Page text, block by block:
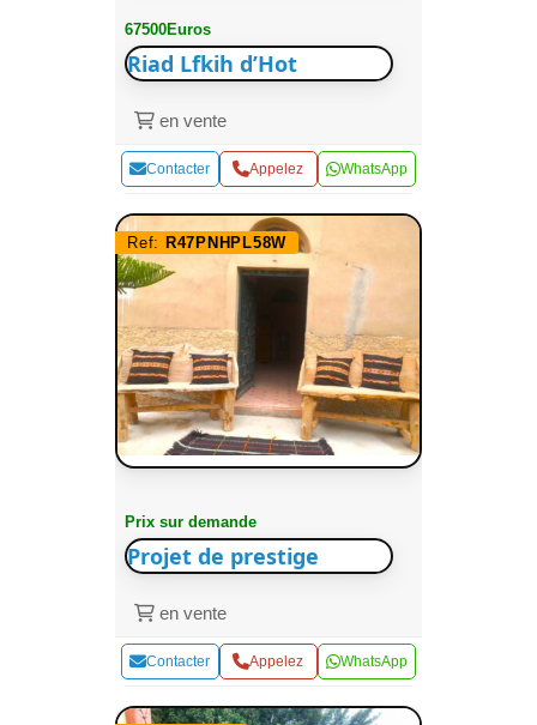
67500Euros
Riad Lfkih d’Hot
en vente
Contacter Appelez WhatsApp
Ref: R47PNHPL58W
Prix sur demande
Projet de prestige
en vente
Contacter Appelez WhatsApp